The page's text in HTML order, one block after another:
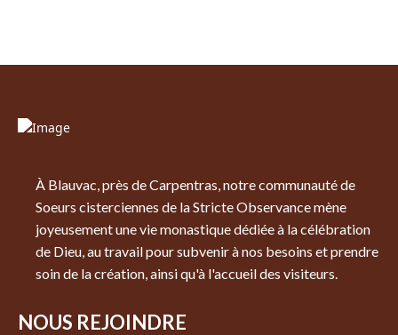
À Blauvac, près de Carpentras, notre communauté de
Soeurs cisterciennes de la Stricte Observance mène
joyeusement une vie monastique dédiée à la célébration
de Dieu, au travail pour subvenir à nos besoins et prendre
soin de la création, ainsi qu'à l'accueil des visiteurs.
NOUS REJOINDRE